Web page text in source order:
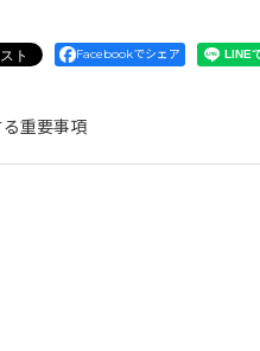
Facebookでシェア
重要事項